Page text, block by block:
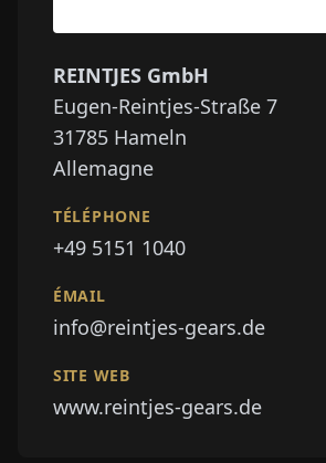
REINTJES GmbH
Eugen-Reintjes-Straße 7
31785 Hameln
Allemagne
TÉLÉPHONE
+49 5151 1040
ÉMAIL
info@reintjes-gears.de
SITE WEB
www.reintjes-gears.de